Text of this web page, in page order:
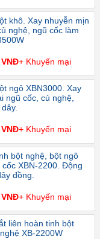
khô. Xay nhuyễn mịn
nghệ, ngũ cốc làm
VNĐ+ Khuyến mại
ngô XBN3000. Xay
ngũ cốc, củ nghệ,
VNĐ+ Khuyến mại
bột nghệ, bột ngô
cốc XBN-2200. Động
đồng.
VNĐ+ Khuyến mại
liên hoàn tinh bột
XB-2200W